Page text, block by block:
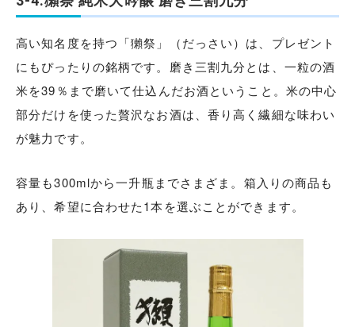
高い知名度を持つ「獺祭」（だっさい）は、プレゼント
にもぴったりの銘柄です。磨き三割九分とは、一粒の酒
米を39％まで磨いて仕込んだお酒ということ。米の中心
部分だけを使った贅沢なお酒は、香り高く繊細な味わい
が魅力です。
容量も300mlから一升瓶までさまざま。箱入りの商品も
あり、希望に合わせた1本を選ぶことができます。